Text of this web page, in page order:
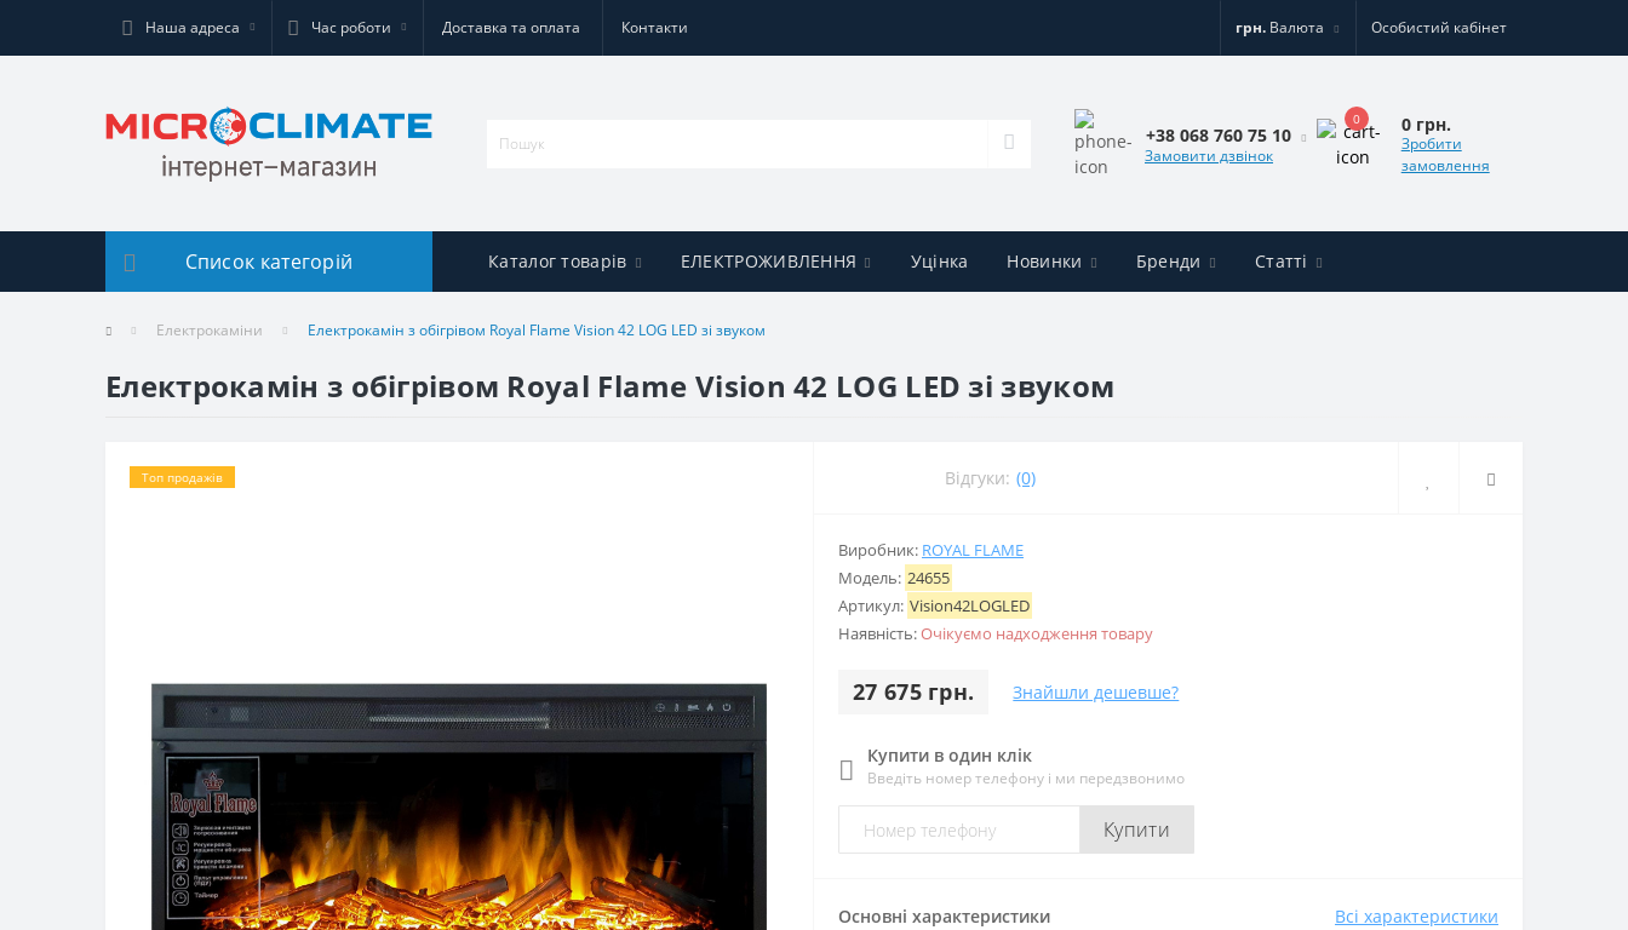
Наша адреса Час роботи Доставка та оплата Контакти грн. Валюта Особистий кабінет
+38 068 760 75 10
Замовити дзвінок
0 0 грн.
Зробити
замовлення
Список категорій Каталог товарів ЕЛЕКТРОЖИВЛЕННЯ Уцінка Новинки Бренди Статті
Електрокаміни Електрокамін з обігрівом Royal Flame Vision 42 LOG LED зі звуком
Електрокамін з обігрівом Royal Flame Vision 42 LOG LED зі звуком
Топ продажів Відгуки: (0)
Виробник: ROYAL FLAME
Модель: 24655
Артикул: Vision42LOGLED
Наявність:Очікуємо надходження товару
27 675 грн. Знайшли дешевше?
Купити в один клік
Введіть номер телефону і ми передзвонимо
Купити
Основні характеристики Всі характеристики